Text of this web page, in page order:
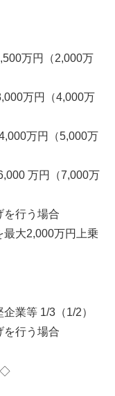
万円（2,000万
万円（4,000万
万円（5,000万
万円（7,000万
行う場合
大2,000万円上乗
業等 1/3（1/2）
行う場合